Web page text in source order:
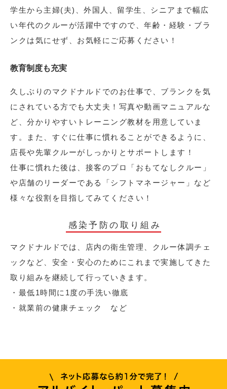
学生から主婦(夫)、外国人、留学生、シニアまで幅広
い年代のクルーが活躍中ですので、年齢・経験・ブラ
ンクは気にせず、お気軽にご応募ください！
教育制度も充実
久しぶりのマクドナルドでのお仕事で、ブランクを気
にされている方でも大丈夫！写真や動画マニュアルな
ど、分かりやすいトレーニング教材を用意していま
す。また、すぐに仕事に慣れることができるように、
店長や先輩クルーがしっかりとサポートします！
仕事に慣れた後は、接客のプロ「おもてなしクルー」
や店舗のリーダーである「シフトマネージャー」など
様々な役割を目指してみてください！
感染予防の取り組み
マクドナルドでは、店内の衛生管理、クルー体調チェ
ックなど、安全・安心のためにこれまで実施してきた
取り組みを継続して行っていきます。
・最低1時間に1度の手洗い徹底
・就業前の健康チェック など